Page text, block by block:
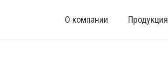
О компании Продукция